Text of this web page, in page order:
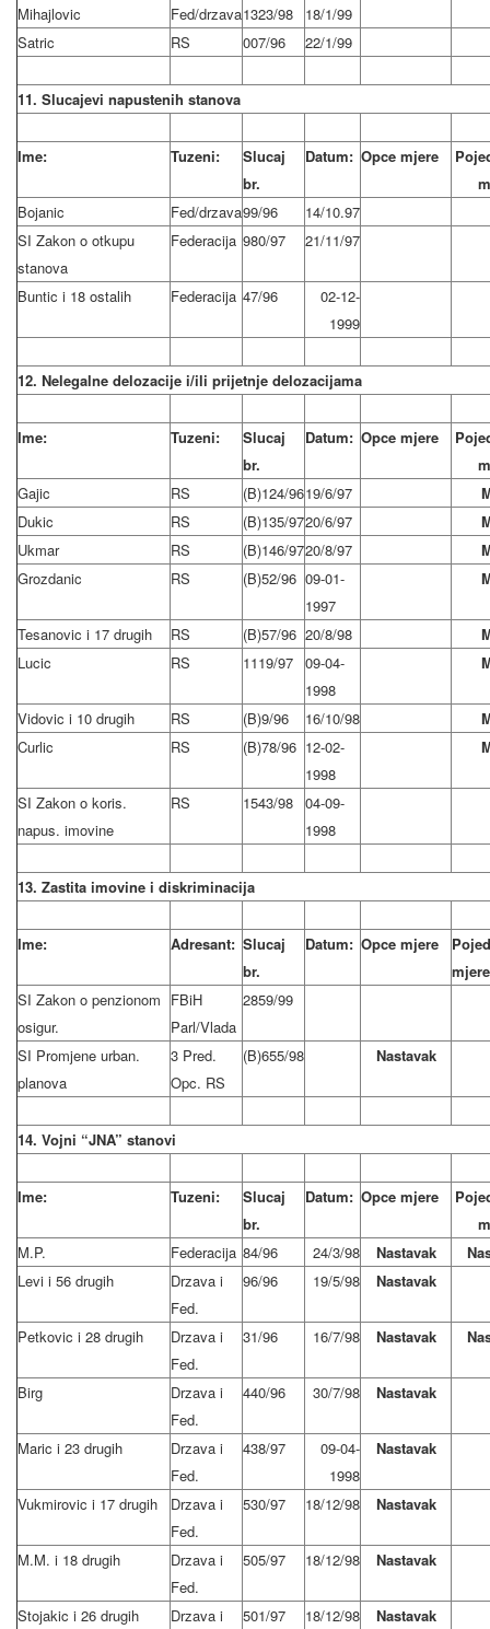
Mihajlovic Fed/drzava1323/98
18/1/99
Satric
RS 007/96 22/1/99
11. Slucajevi napustenih stanova
Ime: Tuzeni:
Slucaj
br.
Datum: Opce mjere
Bojanic
Fed/drzava99/96
14/10.97
SI Zakon o otkupu
stanova
Federacija 980/97 21/11/97
Buntic i 18 ostalih Federacija 47/96
02-12-
1999
12. Nelegalne delozacije i/ili prijetnje delozacijama
Ime: Tuzeni:
Slucaj
br.
Datum: Opce mjere
Gajic
RS (B)124/9619/6/97
Dukic
RS (B)135/9720/6/97
Ukmar
RS (B)146/9720/8/97
Grozdanic
RS (B)52/96 09-01-
1997
Tesanovic i 17 drugih RS (B)57/96 20/8/98
Lucic
RS 1119/97 09-04-
1998
Vidovic i 10 drugih RS (B)9/96 16/10/98
Curlic
RS (B)78/96 12-02-
1998
SI Zakon o koris.
napus. imovine
RS 1543/98 04-09-
1998
13. Zastita imovine i diskriminacija
Ime: Adresant: Slucaj
br.
Datum: Opce mjere
mjere
SI Zakon o penzionom
osigur.
FBiH
Parl/Vlada
2859/99
SI Promjene urban.
planova
3 Pred.
Opc. RS
(B)655/98 Nastavak
14. Vojni “JNA” stanovi
Ime: Tuzeni:
Slucaj
br.
Datum: Opce mjere
M.P.
Federacija 84/96 24/3/98 Nastavak
Levi i 56 drugih
Drzava i
Fed.
96/96 19/5/98 Nastavak
Petkovic i 28 drugih
Drzava i
Fed.
31/96 16/7/98 Nastavak
Birg
Drzava i
Fed.
440/96 30/7/98 Nastavak
Maric i 23 drugih
Drzava i
Fed.
438/97
09-04-
1998
Nastavak
Vukmirovic i 17 drugih
Drzava i
Fed.
530/97 18/12/98 Nastavak
M.M. i 18 drugih
Drzava i
Fed.
505/97 18/12/98 Nastavak
Stojakic i 26 drugih
Drzava i
501/97 18/12/98 Nastavak